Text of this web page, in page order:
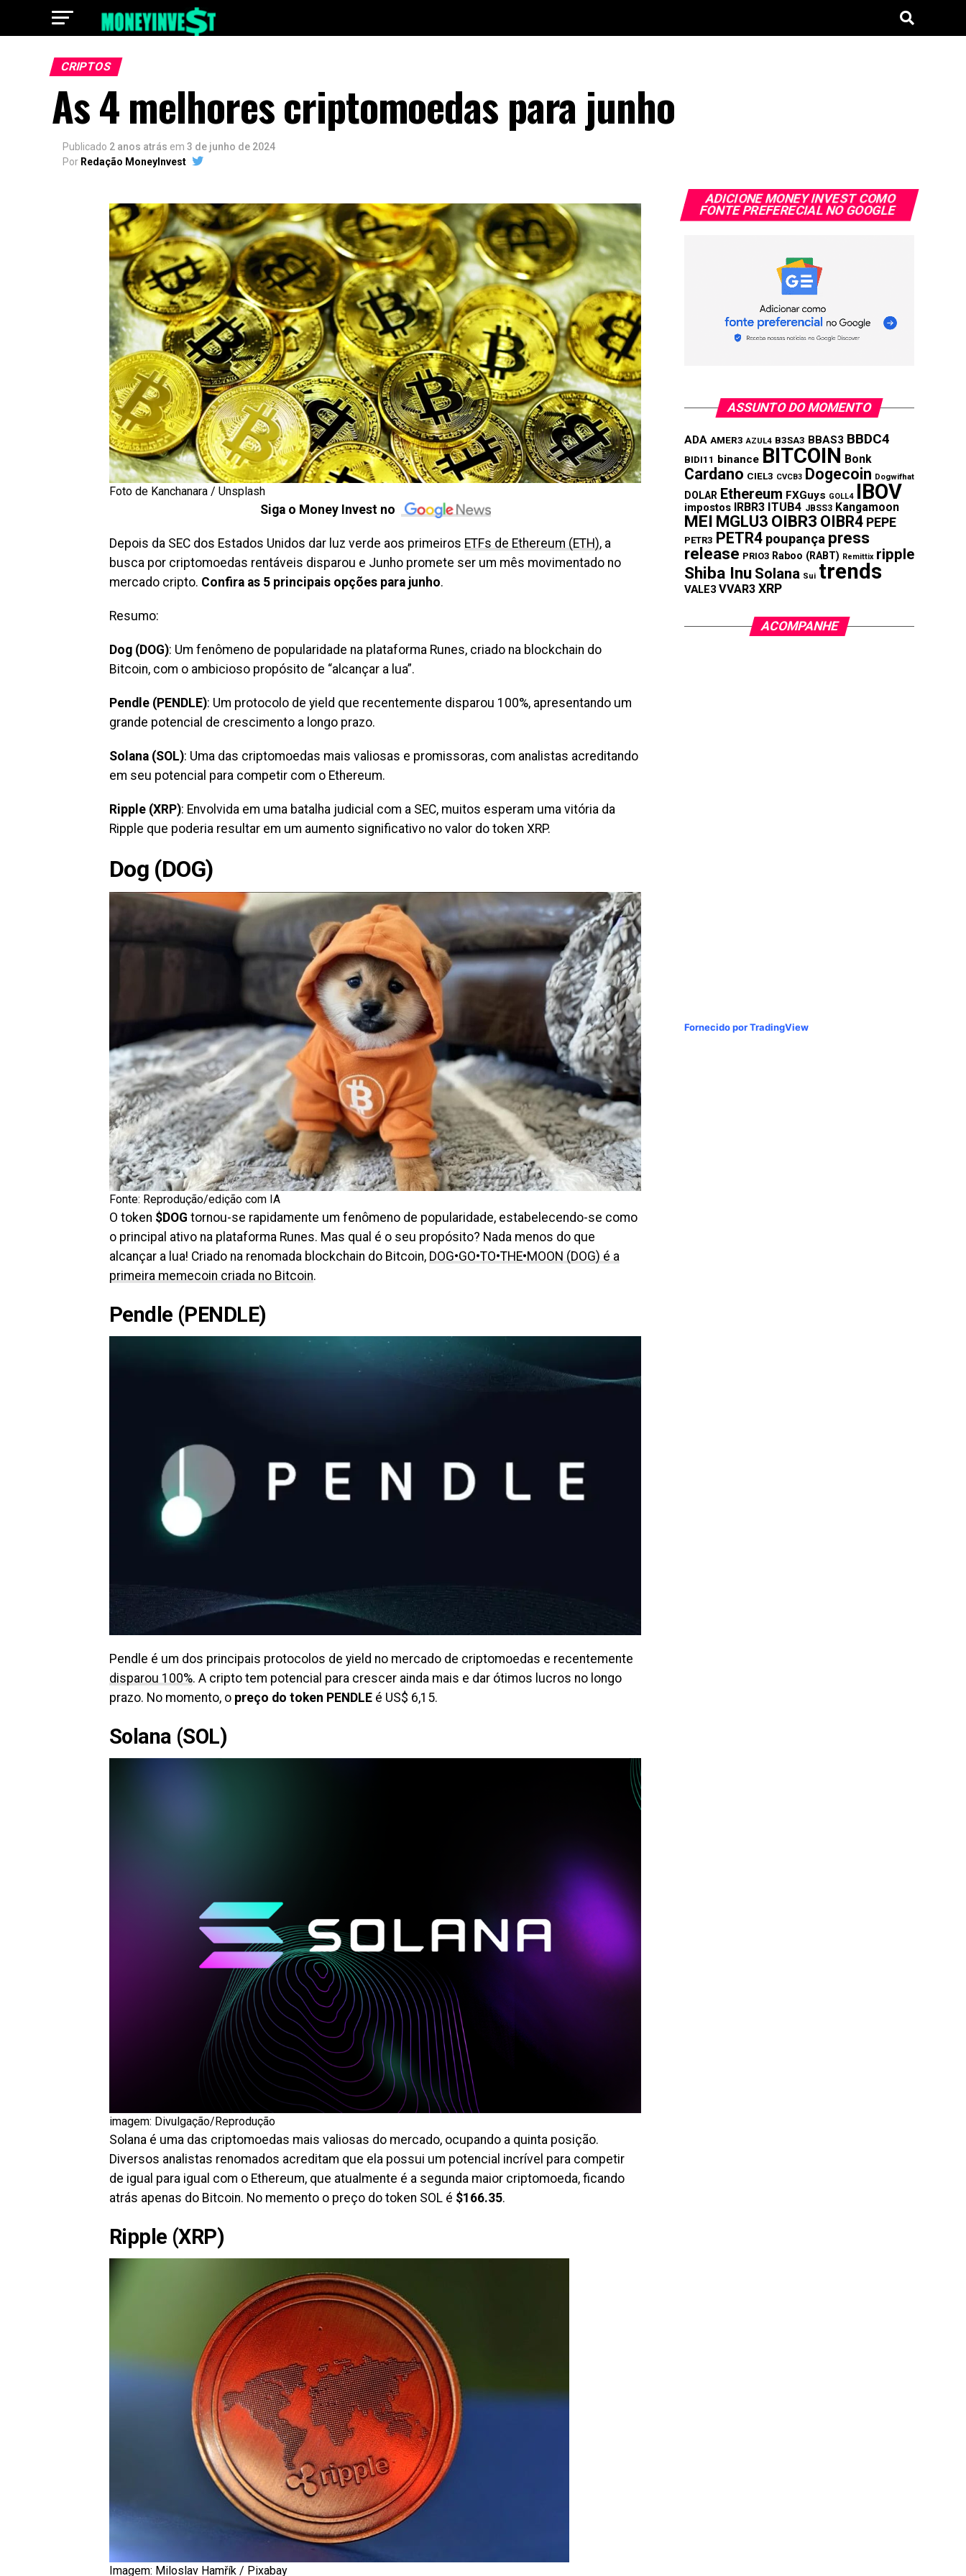
CRIPTOS
As 4 melhores criptomoedas para junho
Publicado 2 anos atrás em 3 de junho de 2024
Por Redação MoneyInvest
Foto de Kanchanara / Unsplash
Siga o Money Invest no
Depois da SEC dos Estados Unidos dar luz verde aos primeiros ETFs de Ethereum (ETH), a
busca por criptomoedas rentáveis disparou e Junho promete ser um mês movimentado no
mercado cripto. Confira as 5 principais opções para junho.
Resumo:
Dog (DOG): Um fenômeno de popularidade na plataforma Runes, criado na blockchain do
Bitcoin, com o ambicioso propósito de “alcançar a lua”.
Pendle (PENDLE): Um protocolo de yield que recentemente disparou 100%, apresentando um
grande potencial de crescimento a longo prazo.
Solana (SOL): Uma das criptomoedas mais valiosas e promissoras, com analistas acreditando
em seu potencial para competir com o Ethereum.
Ripple (XRP): Envolvida em uma batalha judicial com a SEC, muitos esperam uma vitória da
Ripple que poderia resultar em um aumento significativo no valor do token XRP.
Dog (DOG)
Fonte: Reprodução/edição com IA
O token $DOG tornou-se rapidamente um fenômeno de popularidade, estabelecendo-se como
o principal ativo na plataforma Runes. Mas qual é o seu propósito? Nada menos do que
alcançar a lua! Criado na renomada blockchain do Bitcoin, DOG•GO•TO•THE•MOON (DOG) é a
primeira memecoin criada no Bitcoin.
Pendle (PENDLE)
Pendle é um dos principais protocolos de yield no mercado de criptomoedas e recentemente
disparou 100%. A cripto tem potencial para crescer ainda mais e dar ótimos lucros no longo
prazo. No momento, o preço do token PENDLE é US$ 6,15.
Solana (SOL)
imagem: Divulgação/Reprodução
Solana é uma das criptomoedas mais valiosas do mercado, ocupando a quinta posição.
Diversos analistas renomados acreditam que ela possui um potencial incrível para competir
de igual para igual com o Ethereum, que atualmente é a segunda maior criptomoeda, ficando
atrás apenas do Bitcoin. No memento o preço do token SOL é $166.35.
Ripple (XRP)
Imagem: Miloslav Hamřík / Pixabay
ADICIONE MONEY INVEST COMO
FONTE PREFERECIAL NO GOOGLE
ASSUNTO DO MOMENTO
ADA AMER3 AZUL4 B3SA3 BBAS3 BBDC4
BIDI11 binance BITCOIN Bonk
Cardano CIEL3 CVCB3 Dogecoin Dogwifhat
DOLAR Ethereum FXGuys GOLL4 IBOV
impostos IRBR3 ITUB4 JBSS3 Kangamoon
MEI MGLU3 OIBR3 OIBR4 PEPE
PETR3 PETR4 poupança press
release PRIO3 Raboo (RABT) Remittix ripple
Shiba Inu Solana Sui trends
VALE3 VVAR3 XRP
ACOMPANHE
Fornecido por TradingView